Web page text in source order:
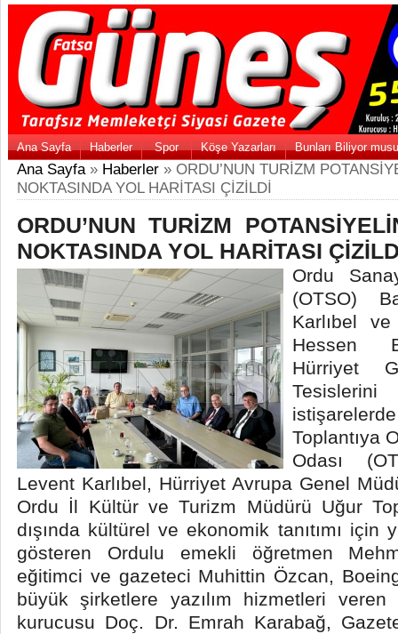
Ana Sayfa Haberler Spor Köşe Yazarları Bunları Biliyor
Ana Sayfa» Haberler » ORDU’NUN TURİZM
NOKTASINDA YOL HARİTASI ÇİZİLDİ
ORDU’NUN TURİZM
NOKTASINDA YOL HARİTASI
Ordu
(OTSO)
Karlıbel
Hessen
Hürriyet
Toplantıya
Odası
Levent Karlıbel, Hürriyet Avrupa Genel
Ordu İl Kültür ve Turizm Müdürü Uğur
dışında kültürel ve ekonomik tanıtımı için
gösteren Ordulu emekli öğretmen
eğitimci ve gazeteci Muhittin Özcan,
büyük şirketlere yazılım hizmetleri veren
kurucusu Doç. Dr. Emrah Karabağ,